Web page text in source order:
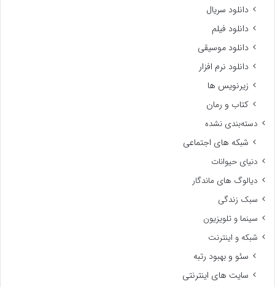
دانلود سریال
دانلود فیلم
دانلود موسیقی
دانلود نرم افزار
زیرنویس ها
کتاب و رمان
دسته‌بندی نشده
شبکه های اجتماعی
دنیای حیوانات
دیالوگ های ماندگار
سبک زندگی
سینما و تلویزیون
شبکه و اینترنت
سئو و بهبود رتبه
سایت های اینترنتی